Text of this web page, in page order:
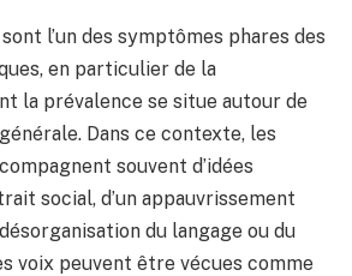
l’un des symptômes phares des
en particulier de la
la prévalence se situe autour de
Dans ce contexte, les
souvent d’idées
social, d’un appauvrissement
du langage ou du
voix peuvent être vécues comme